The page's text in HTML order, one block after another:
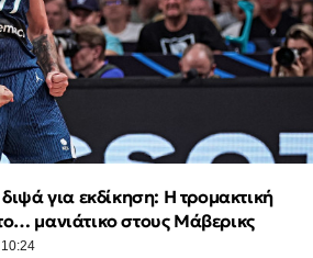
για εκδίκηση: Η τρομακτική
μανιάτικο στους Μάβερικς